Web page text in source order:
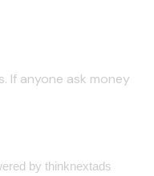
If anyone ask money
by thinknextads